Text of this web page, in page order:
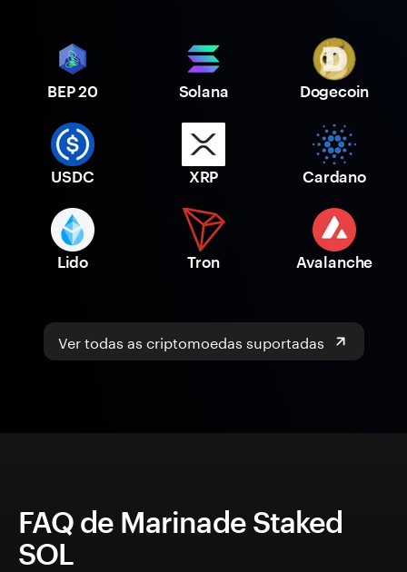
BEP 20 Solana Dogecoin
USDC XRP Cardano
Lido Tron Avalanche
Ver todas as criptomoedas suportadas
FAQ de Marinade Staked
SOL